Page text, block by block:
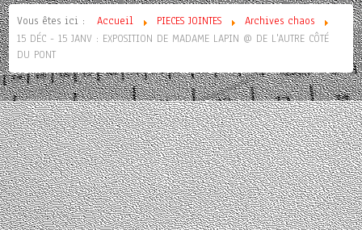
Vous êtes ici : Accueil PIECES JOINTES
Archives chaos
15 DÉC - 15 JANV : EXPOSITION DE MADAME LAPIN @ DE L'AUTRE CÔTÉ
DU PONT